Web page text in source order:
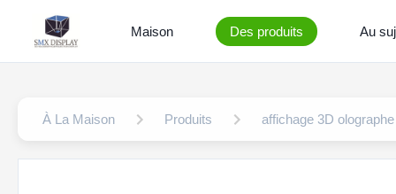
Maison Des produits Au
À La Maison Produits affichage 3D olographe